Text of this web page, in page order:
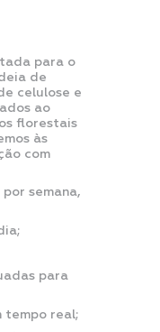
para o
de
celulose e
ao
florestais
às
com
semana,
para
tempo real;